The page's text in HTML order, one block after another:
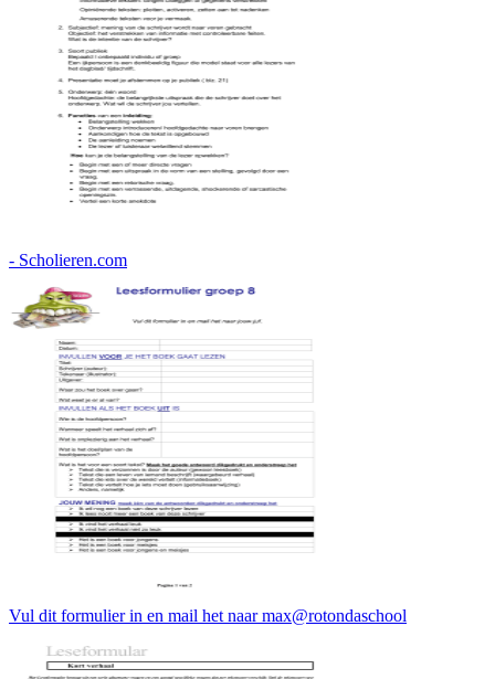
- Scholieren.com
Vul dit formulier in en mail het naar max@rotondaschool